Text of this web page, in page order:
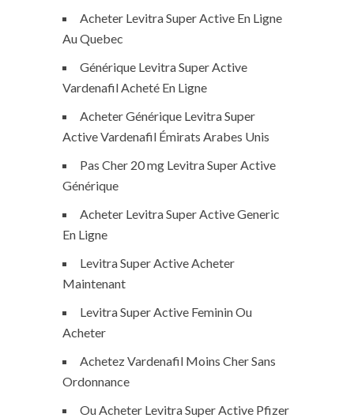
Acheter Levitra Super Active En Ligne
Au Quebec
Générique Levitra Super Active
Vardenafil Acheté En Ligne
Acheter Générique Levitra Super
Active Vardenafil Émirats Arabes Unis
Pas Cher 20 mg Levitra Super Active
Générique
Acheter Levitra Super Active Generic
En Ligne
Levitra Super Active Acheter
Maintenant
Levitra Super Active Feminin Ou
Acheter
Achetez Vardenafil Moins Cher Sans
Ordonnance
Ou Acheter Levitra Super Active Pfizer